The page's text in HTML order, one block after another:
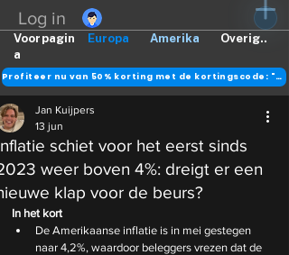
Log in
Europa Amerika Overig..
Voorpagin
a
Profiteer nu van 50% korting met de kortingscode: "DANK"
schiet voor het eerst sinds
weer boven 4%: dreigt er een
klap voor de beurs?
Jan Kuijpers
13 jun
In het kort
De Amerikaanse inflatie is in mei gestegen
naar 4,2%, waardoor beleggers vrezen dat de